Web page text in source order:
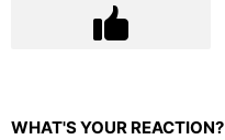
WHAT'S YOUR REACTION?